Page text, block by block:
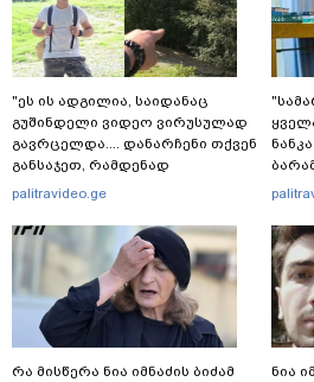
"ეს ის ადგილია, საიდანაც
გუშინდელი ვიდეო ვირუსულად
გავრცელდა.... დანარჩენი თქვენ
განსაჯეთ, რამდენად
შესაძლებელია აქ ადამიანის
აქვეყნებს კობა ახალაძე
მლეთიდან, სადაც 12 წლის წინ
გურამ დადიანიძე გაუჩინარდა?
palitravideo.ge
რა მისწერა ნია იმნაძის ბიძამ
ნია